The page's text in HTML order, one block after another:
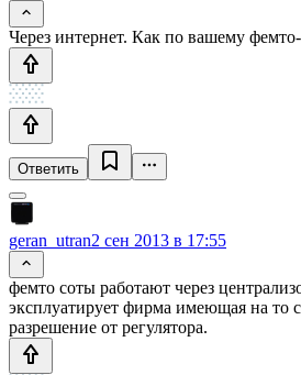
Через интернет. Как по вашему
Ответить
geran_utran2 сен 2013 в 17:55
фемто соты работают через
эксплуатирует фирма имеющая на то
разрешение от регулятора.